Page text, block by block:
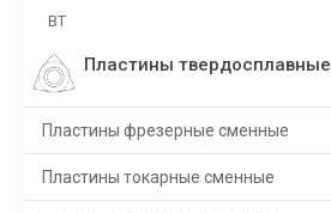
BT
Пластины твердосплавные
Пластины фрезерные сменные
Пластины токарные сменные